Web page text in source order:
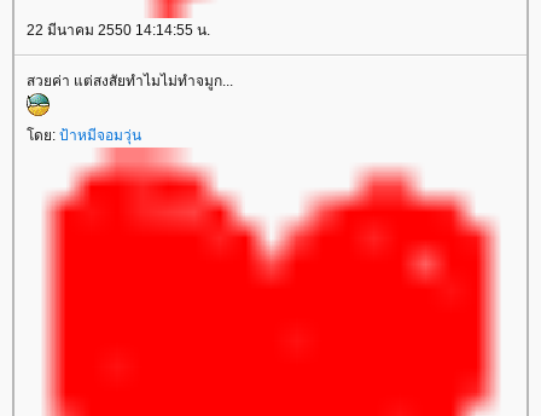
22 มีนาคม 2550 14:14:55 น.
สวยค่า แต่สงสัยทำไมไม่ทำจมูก...
ดย: ป้าหมีจอมวุ่น